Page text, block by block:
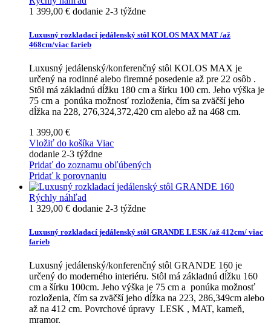
1 399,00 € dodanie 2-3 týždne
Luxusný rozkladací jedálenský stôl KOLOS MAX MAT /až
468cm/viac farieb
Luxusný jedálenský/konferenčný stôl KOLOS MAX je
určený na rodinné alebo firemné posedenie až pre 22 osôb .
Stôl má základnú dĺžku 180 cm a šírku 100 cm. Jeho výška je
75 cm a ponúka možnosť rozloženia, čím sa zväčší jeho
dĺžka na 228, 276,324,372,420 cm alebo až na 468 cm.
1 399,00 €
Vložiť do košíka Viac
dodanie 2-3 týždne
Pridať do zoznamu obľúbených
Pridať k porovnaniu
Rýchly náhľad
1 329,00 € dodanie 2-3 týždne
Luxusný rozkladací jedálenský stôl GRANDE LESK /až 412cm/ viac
farieb
Luxusný jedálenský/konferenčný stôl GRANDE 160 je
určený do moderného interiéru. Stôl má základnú dĺžku 160
cm a šírku 100cm. Jeho výška je 75 cm a ponúka možnosť
rozloženia, čím sa zväčší jeho dĺžka na 223, 286,349cm alebo
až na 412 cm. Povrchové úpravy LESK , MAT, kameň,
mramor.